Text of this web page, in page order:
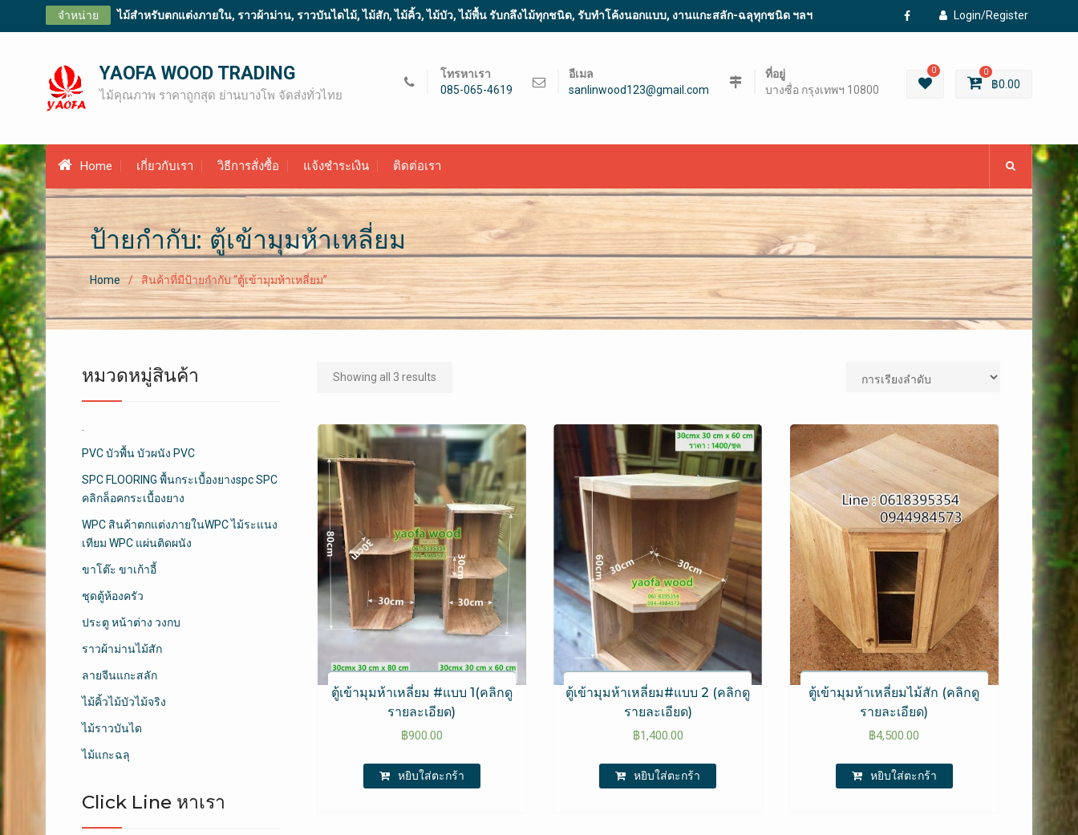
จำหน่าย ไม้สำหรับตกแต่งภายใน, ราวผ้าม่าน, ราวบันไดไม้, ไม้สัก, ไม้คิ้ว, ไม้บัว, ไม้พื้น รับกลึงไม้ทุกชนิด, รับทำโค้งนอกแบบ, งานแกะสลัก-ฉลุทุกชนิด ฯลฯ
Login/Register
Facebook
YAOFA WOOD TRADING
ไม้คุณภาพ ราคาถูกสุด ย่านบางโพ จัดส่งทั่วไทย
โทรหาเรา
085-065-4619
อีเมล
sanlinwood123@gmail.com
ที่อยู่
บางซื่อ กรุงเทพฯ 10800
0 0
฿0.00
Home เกี่ยวกับเรา วิธีการสั่งซื้อ แจ้งชำระเงิน ติดต่อเรา
ป้ายกำกับ: ตู้เข้ามุมห้าเหลี่ยม
Home สินค้าที่มีป้ายกำกับ “ตู้เข้ามุมห้าเหลี่ยม”
Showing all 3 results
ตู้เข้ามุมห้าเหลี่ยม #แบบ 1(คลิกดู
รายละเอียด)
฿900.00
หยิบใส่ตะกร้า
ตู้เข้ามุมห้าเหลี่ยม#แบบ 2 (คลิกดู
รายละเอียด)
฿1,400.00
หยิบใส่ตะกร้า
ตู้เข้ามุมห้าเหลี่ยมไม้สัก (คลิกดู
รายละเอียด)
฿4,500.00
หยิบใส่ตะกร้า
หมวดหมู่สินค้า
PVC บัวพื้น บัวผนัง PVC
SPC FLOORING พื้นกระเบื้องยางspc SPC
คลิกล็อคกระเบื้องยาง
WPC สินค้าตกแต่งภายในWPC ไม้ระแนง
เทียม WPC แผ่นติดผนัง
ขาโต๊ะ ขาเก้าอี้
ชุดตู้ห้องครัว
ประตู หน้าต่าง วงกบ
ราวผ้าม่านไม้สัก
ลายจีนแกะสลัก
ไม้คิ้วไม้บัวไม้จริง
ไม้ราวบันได
ไม้แกะฉลุ
Click Line หาเรา